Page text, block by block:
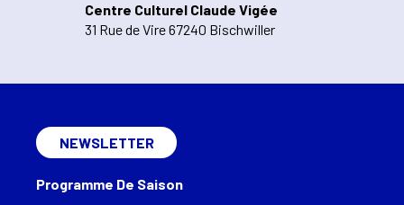
Centre Culturel Claude Vigée
31 Rue de Vire 67240 Bischwiller
NEWSLETTER
Programme De Saison